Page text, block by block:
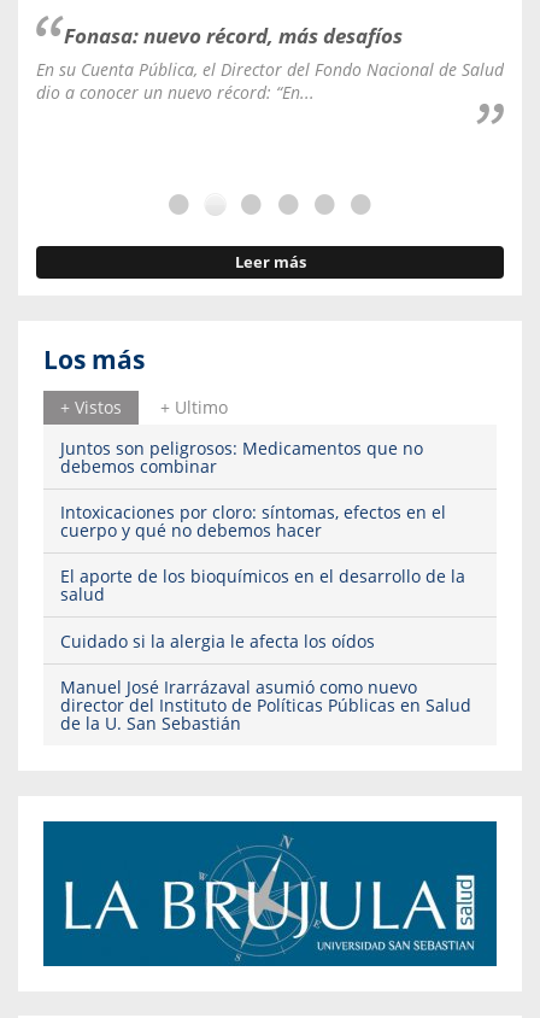
Fonasa: nuevo récord, más desafíos
En su Cuenta Pública, el Director del Fondo Nacional de Salud
dio a conocer un nuevo récord: “En...
Leer más
Los más
+ Vistos
+ Ultimo
Juntos son peligrosos: Medicamentos que no
debemos combinar
Intoxicaciones por cloro: síntomas, efectos en el
cuerpo y qué no debemos hacer
El aporte de los bioquímicos en el desarrollo de la
salud
Cuidado si la alergia le afecta los oídos
Manuel José Irarrázaval asumió como nuevo
director del Instituto de Políticas Públicas en Salud
de la U. San Sebastián